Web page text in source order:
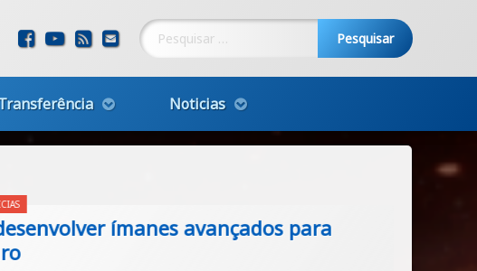
Facebook
YouTube
RSSE-mail
Pesquisar por:
Noticias
ímanes avançados para